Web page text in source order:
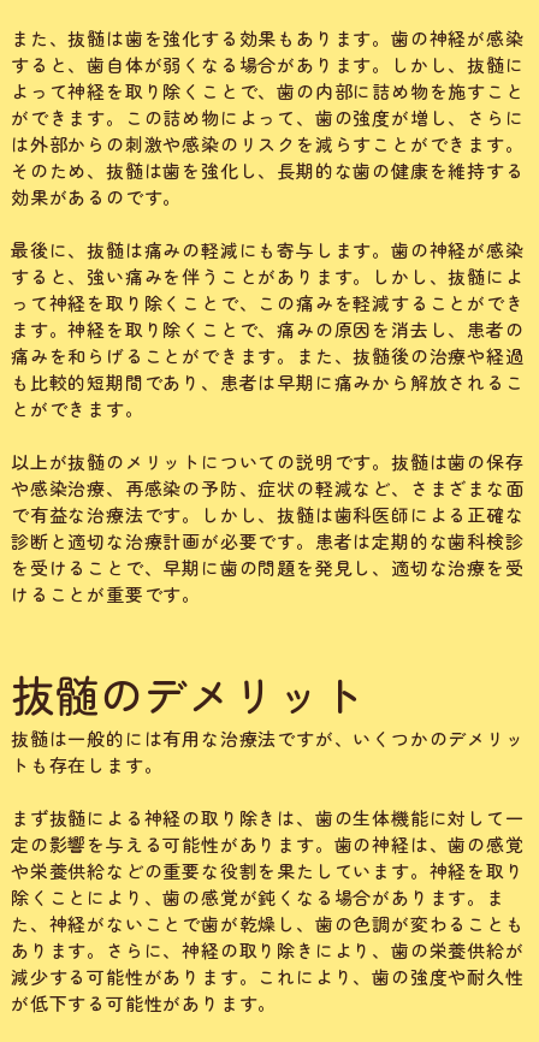
また、抜髄は歯を強化する効果もあります。歯の神経が感染
すると、歯自体が弱くなる場合があります。しかし、抜髄に
よって神経を取り除くことで、歯の内部に詰め物を施すこと
ができます。この詰め物によって、歯の強度が増し、さらに
は外部からの刺激や感染のリスクを減らすことができます。
そのため、抜髄は歯を強化し、長期的な歯の健康を維持する
効果があるのです。
最後に、抜髄は痛みの軽減にも寄与します。歯の神経が感染
すると、強い痛みを伴うことがあります。しかし、抜髄によ
って神経を取り除くことで、この痛みを軽減することができ
ます。神経を取り除くことで、痛みの原因を消去し、患者の
痛みを和らげることができます。また、抜髄後の治療や経過
も比較的短期間であり、患者は早期に痛みから解放されるこ
とができます。
以上が抜髄のメリットについての説明です。抜髄は歯の保存
や感染治療、再感染の予防、症状の軽減など、さまざまな面
で有益な治療法です。しかし、抜髄は歯科医師による正確な
診断と適切な治療計画が必要です。患者は定期的な歯科検診
を受けることで、早期に歯の問題を発見し、適切な治療を受
けることが重要です。
抜髄のデメリット
抜髄は一般的には有用な治療法ですが、いくつかのデメリッ
トも存在します。
まず抜髄による神経の取り除きは、歯の生体機能に対して一
定の影響を与える可能性があります。歯の神経は、歯の感覚
や栄養供給などの重要な役割を果たしています。神経を取り
除くことにより、歯の感覚が鈍くなる場合があります。ま
た、神経がないことで歯が乾燥し、歯の色調が変わることも
あります。さらに、神経の取り除きにより、歯の栄養供給が
減少する可能性があります。これにより、歯の強度や耐久性
が低下する可能性があります。